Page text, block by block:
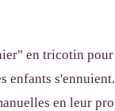
enfants
en leur